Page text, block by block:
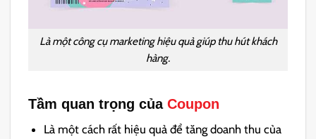
Là một công cụ marketing hiệu quả giúp thu hút khách
hàng.
Tầm quan trọng củaCoupon
Là một cách rất hiệu quả để tăng doanh thu của